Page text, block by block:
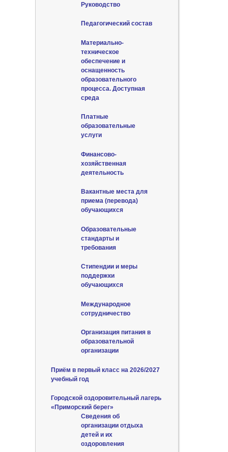
Руководство
Педагогический состав
Материально-
техническое
обеспечение и
оснащенность
образовательного
процесса. Доступная
среда
Платные
образовательные
услуги
Финансово-
хозяйственная
деятельность
Вакантные места для
приема (перевода)
обучающихся
Образовательные
стандарты и
требования
Стипендии и меры
поддержки
обучающихся
Международное
сотрудничество
Организация питания в
образовательной
организации
Приём в первый класс на 2026/2027
учебный год
Городской оздоровительный лагерь
«Приморский берег»
Сведения об
организации отдыха
детей и их
оздоровления